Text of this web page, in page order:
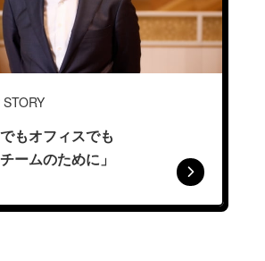
もオフィスでも
ームのために」